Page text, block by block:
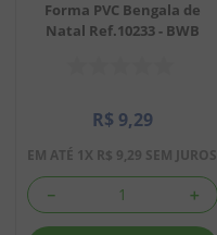
Forma PVC Bengala de
Natal Ref.10233 - BWB
R$ 9,29
EM ATÉ 1X R$ 9,29 SEM JUROS
＋
－